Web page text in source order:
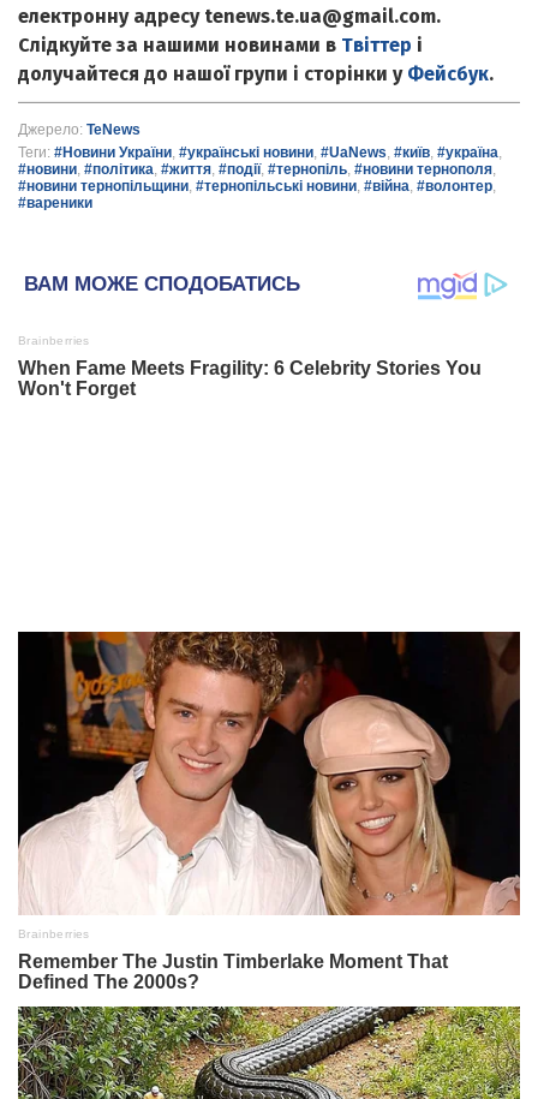
електронну адресу tenews.te.ua@gmail.com.
Слідкуйте за нашими новинами в Твіттер і
долучайтеся до нашої групи і сторінки у Фейсбук.
Джерело: TeNews
Теги: #Новини України, #українські новини, #UaNews, #київ, #україна,
#новини, #політика, #життя, #події, #тернопіль, #новини тернополя,
#новини тернопільщини, #тернопільські новини, #війна, #волонтер,
#вареники